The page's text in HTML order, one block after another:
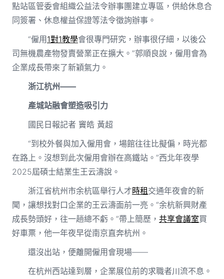
點站區管委會組織公益法令辦事團建立專區，供給休息合
同簽署、休息權益保證等法令徵詢辦事。
“僱用1對1教學會很專門研究，辦事很仔細，以後公
司無機農產物發賣營業正在擴大。”郭順良說，僱用會為
企業成長帶來了新穎氣力。
浙江杭州——
產城站融會塑造吸引力
國民日報記者 竇皓 黃超
“到校外餐與加入僱用會，場館往往比擬偏，時光都
在路上。沒想到此次僱用會辦在高鐵站。”西北年夜學
2025屆碩士結業生王云濤說。
浙江省杭州市余杭區舉行人才時租交通年夜會的新
聞，讓想找對口企業的王云濤面前一亮。“余杭新興財產
成長勢頭好，往一趟總不虧。”帶上簡歷， 共享會議室買
好車票，他一年夜早從南京直奔杭州。
還沒出站，便離開僱用會現場——
在杭州西站達到層，企業展位前的求職者川流不息。